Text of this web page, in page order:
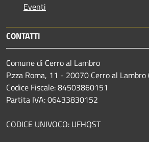
Eventi
CONTATTI
Comune di Cerro al Lambro
P.zza Roma, 11 - 20070 Cerro al Lambro
Codice Fiscale: 84503860151
Partita IVA: 06433830152
CODICE UNIVOCO: UFHQST